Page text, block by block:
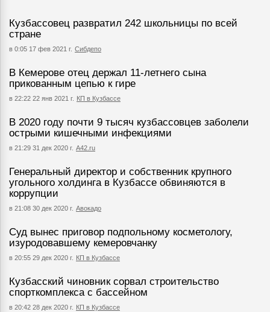
Кузбассовец развратил 242 школьницы по всей
стране
в 0:05 17 фев 2021 г. Сибдепо
В Кемерове отец держал 11-летнего сына
прикованным цепью к гире
в 22:22 22 янв 2021 г. КП в Кузбассе
В 2020 году почти 9 тысяч кузбассовцев заболели
острыми кишечными инфекциями
в 21:29 31 дек 2020 г. А42.ru
Генеральный директор и собственник крупного
угольного холдинга в Кузбассе обвиняются в
коррупции
в 21:08 30 дек 2020 г. Авокадо
Суд вынес приговор подпольному косметологу,
изуродовавшему кемеровчанку
в 20:55 29 дек 2020 г. КП в Кузбассе
Кузбасский чиновник сорвал строительство
спорткомплекса с бассейном
в 20:42 28 дек 2020 г. КП в Кузбассе